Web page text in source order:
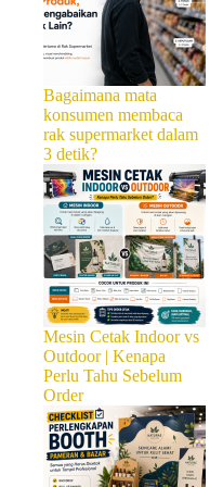
Bagaimana mata
konsumen membaca
rak supermarket dalam
3 detik?
Mesin Cetak Indoor vs
Outdoor | Kenapa
Perlu Tahu Sebelum
Order